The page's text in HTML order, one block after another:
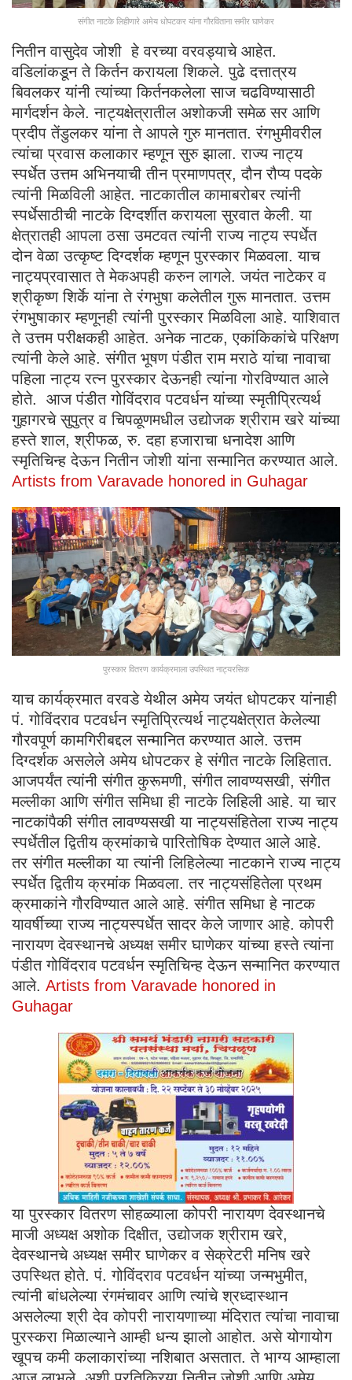
संगीत नाटके लिहीणारे अमेय धोपटकर यांना गौरविताना समीर घाणेकर
नितीन वासुदेव जोशी हे वरच्या वरवड्याचे आहेत.
वडिलांकडून ते किर्तन करायला शिकले. पुढे दत्तात्रय
बिवलकर यांनी त्यांच्या किर्तनकलेला साज चढविण्यासाठी
मार्गदर्शन केले. नाट्यक्षेत्रातील अशोकजी समेळ सर आणि
प्रदीप तेंडुलकर यांना ते आपले गुरु मानतात. रंगभुमीवरील
त्यांचा प्रवास कलाकार म्हणून सुरु झाला. राज्य नाट्य
स्पर्धेत उत्तम अभिनयाची तीन प्रमाणपत्र, दौन रौप्य पदके
त्यांनी मिळविली आहेत. नाटकातील कामाबरोबर त्यांनी
स्पर्धेसाठीची नाटके दिग्दर्शीत करायला सुरवात केली. या
क्षेत्रातही आपला ठसा उमटवत त्यांनी राज्य नाट्य स्पर्धेत
दोन वेळा उत्कृष्ट दिग्दर्शक म्हणून पुरस्कार मिळवला. याच
नाट्यप्रवासात ते मेकअपही करुन लागले. जयंत नाटेकर व
श्रीकृष्ण शिर्के यांना ते रंगभुषा कलेतील गुरू मानतात. उत्तम
रंगभुषाकार म्हणूनही त्यांनी पुरस्कार मिळविला आहे. याशिवात
ते उत्तम परीक्षकही आहेत. अनेक नाटक, एकांकिकांचे परिक्षण
त्यांनी केले आहे. संगीत भूषण पंडीत राम मराठे यांचा नावाचा
पहिला नाट्य रत्न पुरस्कार देऊनही त्यांना गोरविण्यात आले
होते. आज पंडीत गोविंदराव पटवर्धन यांच्या स्मृतीप्रित्यर्थ
गुहागरचे सुपुत्र व चिपळूणमधील उद्योजक श्रीराम खरे यांच्या
हस्ते शाल, श्रीफळ, रु. दहा हजाराचा धनादेश आणि
स्मृतिचिन्ह देऊन नितीन जोशी यांना सन्मानित करण्यात आले.
Artists from Varavade honored in Guhagar
पुरस्कार वितरण कार्यक्रमाला उपस्थित नाट्यरसिक
याच कार्यक्रमात वरवडे येथील अमेय जयंत धोपटकर यांनाही
पं. गोविंदराव पटवर्धन स्मृतिप्रित्यर्थ नाट्यक्षेत्रात केलेल्या
गौरवपूर्ण कामगिरीबद्दल सन्मानित करण्यात आले. उत्तम
दिग्दर्शक असलेले अमेय धोपटकर हे संगीत नाटके लिहितात.
आजपर्यंत त्यांनी संगीत कुरूमणी, संगीत लावण्यसखी, संगीत
मल्लीका आणि संगीत समिधा ही नाटके लिहिली आहे. या चार
नाटकांपैकी संगीत लावण्यसखी या नाट्यसंहितेला राज्य नाट्य
स्पर्धेतील द्वितीय क्रमांकाचे पारितोषिक देण्यात आले आहे.
तर संगीत मल्लीका या त्यांनी लिहिलेल्या नाटकाने राज्य नाट्य
स्पर्धेत द्वितीय क्रमांक मिळवला. तर नाट्यसंहितेला प्रथम
क्रमाकांने गौरविण्यात आले आहे. संगीत समिधा हे नाटक
यावर्षीच्या राज्य नाट्यस्पर्धेत सादर केले जाणार आहे. कोपरी
नारायण देवस्थानचे अध्यक्ष समीर घाणेकर यांच्या हस्ते त्यांना
पंडीत गोविंदराव पटवर्धन स्मृतिचिन्ह देऊन सन्मानित करण्यात
आले. Artists from Varavade honored in
Guhagar
या पुरस्कार वितरण सोहळ्याला कोपरी नारायण देवस्थानचे
माजी अध्यक्ष अशोक दिक्षीत, उद्योजक श्रीराम खरे,
देवस्थानचे अध्यक्ष समीर घाणेकर व सेक्रेटरी मनिष खरे
उपस्थित होते. पं. गोविंदराव पटवर्धन यांच्या जन्मभुमीत,
त्यांनी बांधलेल्या रंगमंचावर आणि त्यांचे श्रध्दास्थान
असलेल्या श्री देव कोपरी नारायणाच्या मंदिरात त्यांचा नावाचा
पुरस्करा मिळाल्याने आम्ही धन्य झालो आहोत. असे योगायोग
खूपच कमी कलाकारांच्या नशिबात असतात. ते भाग्य आम्हाला